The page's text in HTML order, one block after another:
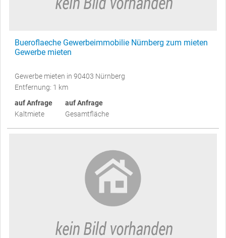
Bueroflaeche Gewerbeimmobilie Nürnberg zum mieten
Gewerbe mieten
Gewerbe mieten in 90403 Nürnberg
Entfernung: 1 km
auf Anfrage
Kaltmiete
auf Anfrage
Gesamtfläche